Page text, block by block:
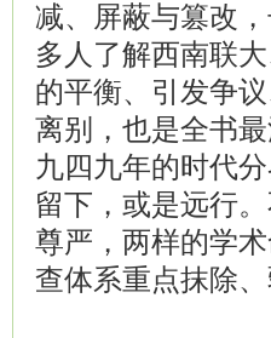
减、屏蔽与篡改
多人了解西南联
的平衡、引发争
离别，也是全书
九四九年的时代
留下，或是远行
尊严，两样的学
查体系重点抹除